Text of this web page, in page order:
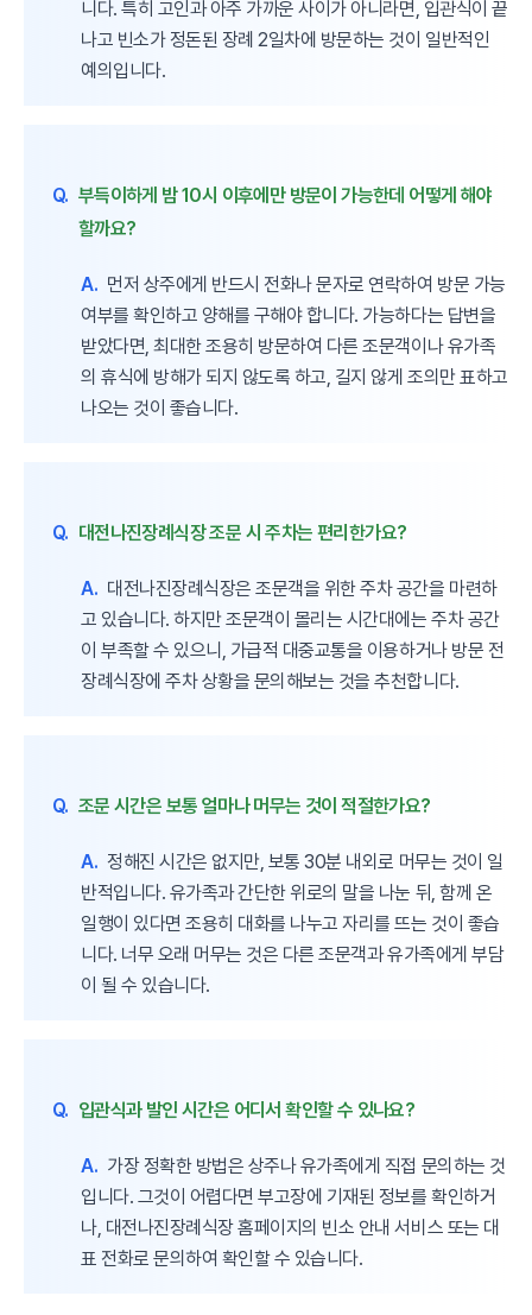
니다. 특히 고인과 아주 가까운 사이가 아니라면, 입관식이 끝
나고 빈소가 정돈된 장례 2일차에 방문하는 것이 일반적인
예의입니다.
Q. 부득이하게 밤 10시 이후에만 방문이 가능한데 어떻게 해야
할까요?
A. 먼저 상주에게 반드시 전화나 문자로 연락하여 방문 가능
여부를 확인하고 양해를 구해야 합니다. 가능하다는 답변을
받았다면, 최대한 조용히 방문하여 다른 조문객이나 유가족
의 휴식에 방해가 되지 않도록 하고, 길지 않게 조의만 표하고
나오는 것이 좋습니다.
Q. 대전나진장례식장 조문 시 주차는 편리한가요?
A. 대전나진장례식장은 조문객을 위한 주차 공간을 마련하
고 있습니다. 하지만 조문객이 몰리는 시간대에는 주차 공간
이 부족할 수 있으니, 가급적 대중교통을 이용하거나 방문 전
장례식장에 주차 상황을 문의해보는 것을 추천합니다.
Q. 조문 시간은 보통 얼마나 머무는 것이 적절한가요?
A. 정해진 시간은 없지만, 보통 30분 내외로 머무는 것이 일
반적입니다. 유가족과 간단한 위로의 말을 나눈 뒤, 함께 온
일행이 있다면 조용히 대화를 나누고 자리를 뜨는 것이 좋습
니다. 너무 오래 머무는 것은 다른 조문객과 유가족에게 부담
이 될 수 있습니다.
Q. 입관식과 발인 시간은 어디서 확인할 수 있나요?
A. 가장 정확한 방법은 상주나 유가족에게 직접 문의하는 것
입니다. 그것이 어렵다면 부고장에 기재된 정보를 확인하거
나, 대전나진장례식장 홈페이지의 빈소 안내 서비스 또는 대
표 전화로 문의하여 확인할 수 있습니다.